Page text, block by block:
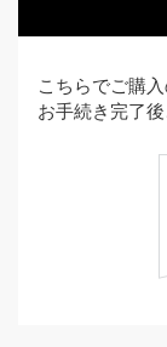
こちらでご購
お手続き完了